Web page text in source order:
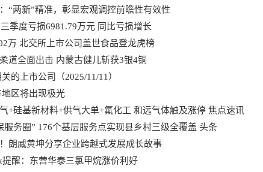
“两新”精准，彰显宏观调控前瞻性有效性
季度亏损6981.79万元 同比亏损增长
万 北交所上市公司盖世食品登龙虎榜
道全面出击 内蒙古健儿斩获3银4铜
的上市公司（2025/11/11）
区将出现极光
+硅基新材料+供气大单+氟化工 和远气体触及涨停 焦点速讯
服务圈” 176个基层服务点实现县乡村三级全覆盖 头条
朗威黄坤分享企业跨越式发展成长故事
提醒：东营华泰三氯甲烷涨价利好